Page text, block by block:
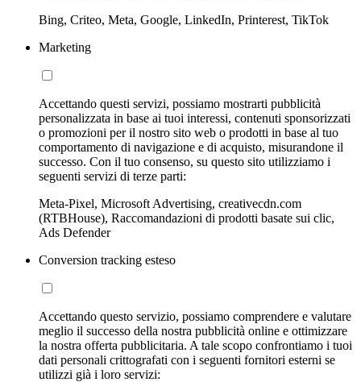
Bing, Criteo, Meta, Google, LinkedIn, Printerest, TikTok
Marketing
Accettando questi servizi, possiamo mostrarti pubblicità
personalizzata in base ai tuoi interessi, contenuti sponsorizzati
o promozioni per il nostro sito web o prodotti in base al tuo
comportamento di navigazione e di acquisto, misurandone il
successo. Con il tuo consenso, su questo sito utilizziamo i
seguenti servizi di terze parti:
Meta-Pixel, Microsoft Advertising, creativecdn.com
(RTBHouse), Raccomandazioni di prodotti basate sui clic,
Ads Defender
Conversion tracking esteso
Accettando questo servizio, possiamo comprendere e valutare
meglio il successo della nostra pubblicità online e ottimizzare
la nostra offerta pubblicitaria. A tale scopo confrontiamo i tuoi
dati personali crittografati con i seguenti fornitori esterni se
utilizzi già i loro servizi: